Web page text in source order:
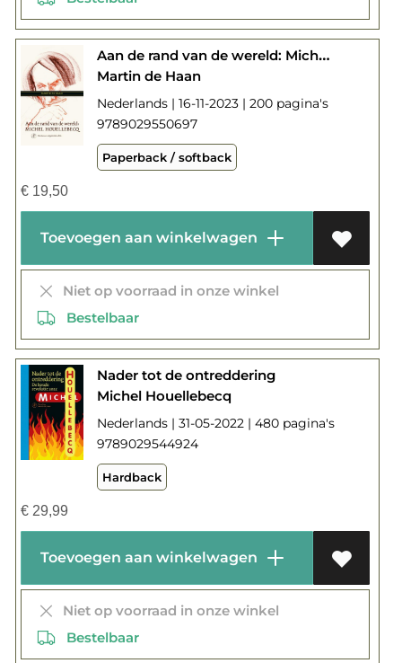
Aan de rand van de wereld: Michel Houellebecq
Martin de Haan
Nederlands | 16-11-2023 | 200 pagina's
9789029550697
Paperback / softback
€19,50
Toevoegen aan winkelwagen
Niet op voorraad in onze winkel
Bestelbaar
Nader tot de ontreddering
Michel Houellebecq
Nederlands | 31-05-2022 | 480 pagina's
9789029544924
Hardback
€29,99
Toevoegen aan winkelwagen
Niet op voorraad in onze winkel
Bestelbaar